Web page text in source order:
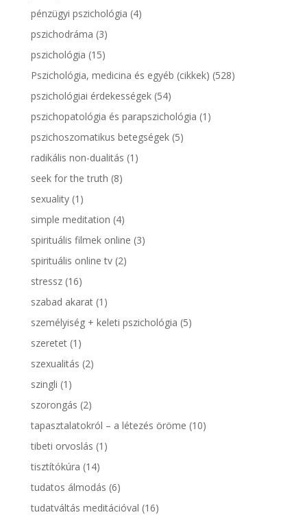
pénzügyi pszichológia (4)
pszichodráma (3)
pszichológia (15)
Pszichológia, medicina és egyéb (cikkek) (528)
pszichológiai érdekességek(54)
pszichopatológia és parapszichológia (1)
pszichoszomatikus betegségek(5)
radikális non-dualitás (1)
seek for the truth (8)
sexuality(1)
simple meditation (4)
spirituális filmek online (3)
spirituális online tv(2)
stressz(16)
szabad akarat(1)
személyiség + keleti pszichológia (5)
szeretet(1)
szexualitás (2)
szingli (1)
szorongás (2)
tapasztalatokról – a létezés öröme (10)
tibeti orvoslás (1)
tisztítókúra (14)
tudatos álmodás (6)
tudatváltás meditációval (16)